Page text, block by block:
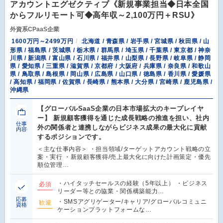
アカウントエグゼクティブ《新規事業担当◆日本全国
からフルリモート可◆高年収～2,100万円＋RSU》
外資系CPaaS企業
1600万円～2499万円
北海道 / 青森県 / 岩手県 / 宮城県 / 秋田県 / 山
形県 / 福島県 / 茨城県 / 栃木県 / 群馬県 / 埼玉県 / 千葉県 / 東京都 / 神奈
川県 / 新潟県 / 富山県 / 石川県 / 福井県 / 山梨県 / 長野県 / 岐阜県 / 静岡
県 / 愛知県 / 三重県 / 滋賀県 / 京都府 / 大阪府 / 兵庫県 / 奈良県 / 和歌山
県 / 鳥取県 / 島根県 / 岡山県 / 広島県 / 山口県 / 徳島県 / 香川県 / 愛媛県
/ 高知県 / 福岡県 / 佐賀県 / 長崎県 / 熊本県 / 大分県 / 宮崎県 / 鹿児島県 /
沖縄県
仕事
内容
【グローバルSaaS企業の日本市場拡大のキープレイヤ
ー】 新規顧客獲得を通じた成長戦略の推進を担い、社内
外の関係者と連携しながらビジネス成果の最大化に貢献
するポジションです。
＜主な仕事内容＞ ・担当領域/ターゲットアカウント戦略の立
案・実行 ・新規顧客獲得/売上最大化に向けた計画策定・優先
順位管理…
応募
資格
必須
・ハイタッチセールスの経験（5年以上） ・ビジネス
リーダー等との協業・関係構築能力…
歓迎
・SMSアグリゲーター/キャリア/グローバルコミュニ
ケーションプラットフォームな…